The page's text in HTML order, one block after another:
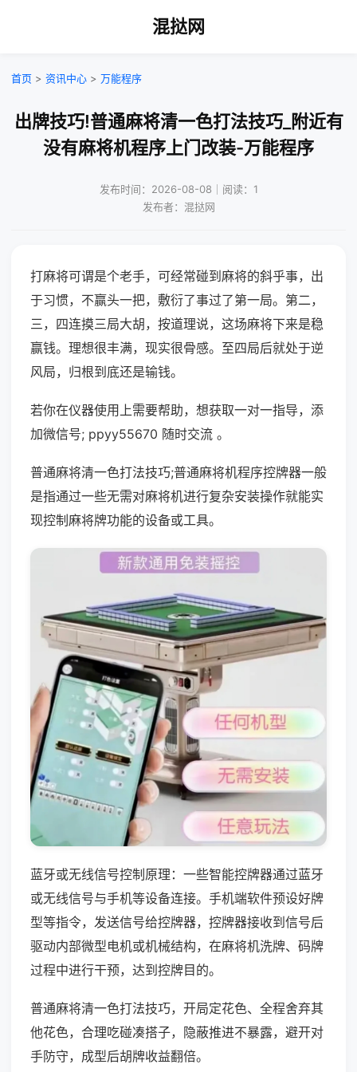
混挞网
首页 > 资讯中心 > 万能程序
出牌技巧!普通麻将清一色打法技巧_附近有
没有麻将机程序上门改装-万能程序
发布时间：2026-08-08｜阅读：1
发布者：混挞网
打麻将可谓是个老手，可经常碰到麻将的斜乎事，出
于习惯，不赢头一把，敷衍了事过了第一局。第二，
三，四连摸三局大胡，按道理说，这场麻将下来是稳
赢钱。理想很丰满，现实很骨感。至四局后就处于逆
风局，归根到底还是输钱。
若你在仪器使用上需要帮助，想获取一对一指导，添
加微信号; ppyy55670 随时交流 。
普通麻将清一色打法技巧;普通麻将机程序控牌器一般
是指通过一些无需对麻将机进行复杂安装操作就能实
现控制麻将牌功能的设备或工具。
蓝牙或无线信号控制原理：一些智能控牌器通过蓝牙
或无线信号与手机等设备连接。手机端软件预设好牌
型等指令，发送信号给控牌器，控牌器接收到信号后
驱动内部微型电机或机械结构，在麻将机洗牌、码牌
过程中进行干预，达到控牌目的。
普通麻将清一色打法技巧，开局定花色、全程舍弃其
他花色，合理吃碰凑搭子，隐蔽推进不暴露，避开对
手防守，成型后胡牌收益翻倍。